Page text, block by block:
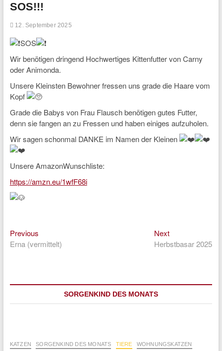
SOS!!!
12. September 2025
SOS
Wir benötigen dringend Hochwertiges Kittenfutter von Carny
oder Animonda.
Unsere Kleinsten Bewohner fressen uns grade die Haare vom
Kopf
Grade die Babys von Frau Flausch benötigen gutes Futter,
denn sie fangen an zu Fressen und haben einiges aufzuholen.
Wir sagen schonmal DANKE im Namen der Kleinen
Unsere AmazonWunschliste:
https://amzn.eu/1wfF68i
Beitragsnavigation
PreviousPrevious
post:
Erna (vermittelt)
NextNext
post:
Herbstbasar 2025
SORGENKIND DES MONATS
KATZEN SORGENKIND DES MONATS TIERE WOHNUNGSKATZEN